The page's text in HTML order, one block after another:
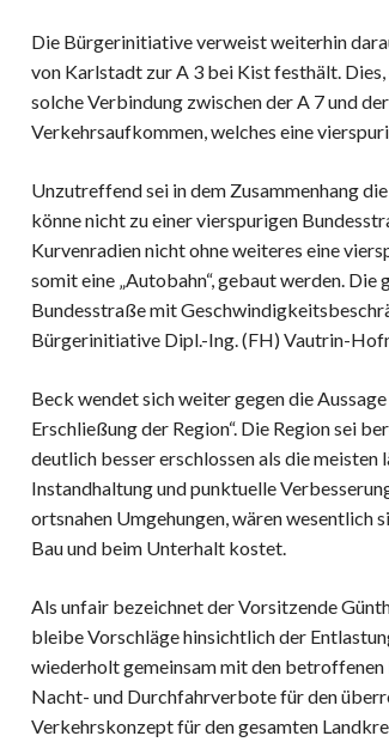
Die Bürgerinitiative verweist weiterhin
von Karlstadt zur A 3 bei Kist festhält.
solche Verbindung zwischen der A 7 und
Verkehrsaufkommen, welches eine
Unzutreffend sei in dem Zusammenhang
könne nicht zu einer vierspurigen
Kurvenradien nicht ohne weiteres eine
somit eine „Autobahn“, gebaut werden.
Bundesstraße mit
Bürgerinitiative Dipl.-Ing. (FH) Vautrin-
Beck wendet sich weiter gegen die
Erschließung der Region“. Die Region sei
deutlich besser erschlossen als die meisten
Instandhaltung und punktuelle
ortsnahen Umgehungen, wären wesentlich
Bau und beim Unterhalt kostet.
Als unfair bezeichnet der Vorsitzende
bleibe Vorschläge hinsichtlich der
wiederholt gemeinsam mit den
Nacht- und Durchfahrverbote für den
Verkehrskonzept für den gesamten